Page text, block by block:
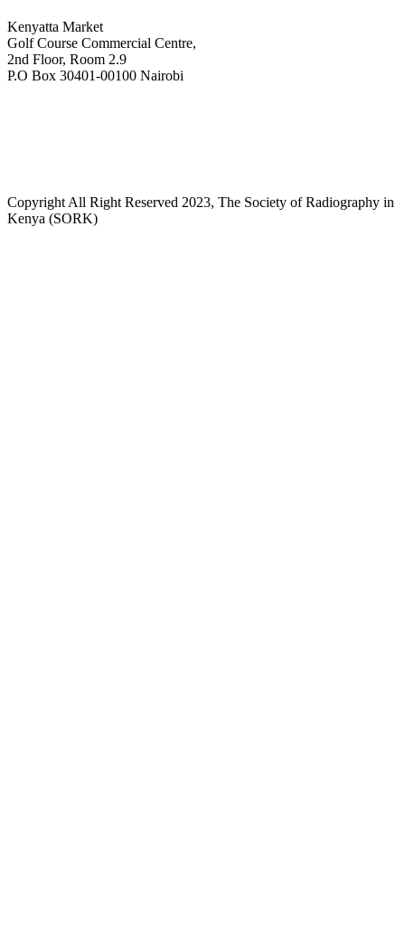
Kenyatta Market
Golf Course Commercial Centre,
2nd Floor, Room 2.9
P.O Box 30401-00100 Nairobi
Copyright All Right Reserved 2023, The Society of Radiography in
Kenya (SORK)